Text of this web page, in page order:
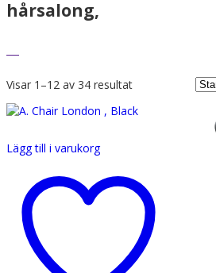
hårsalong,
Visar 1–12 av 34 resultat
Lägg till i varukorg